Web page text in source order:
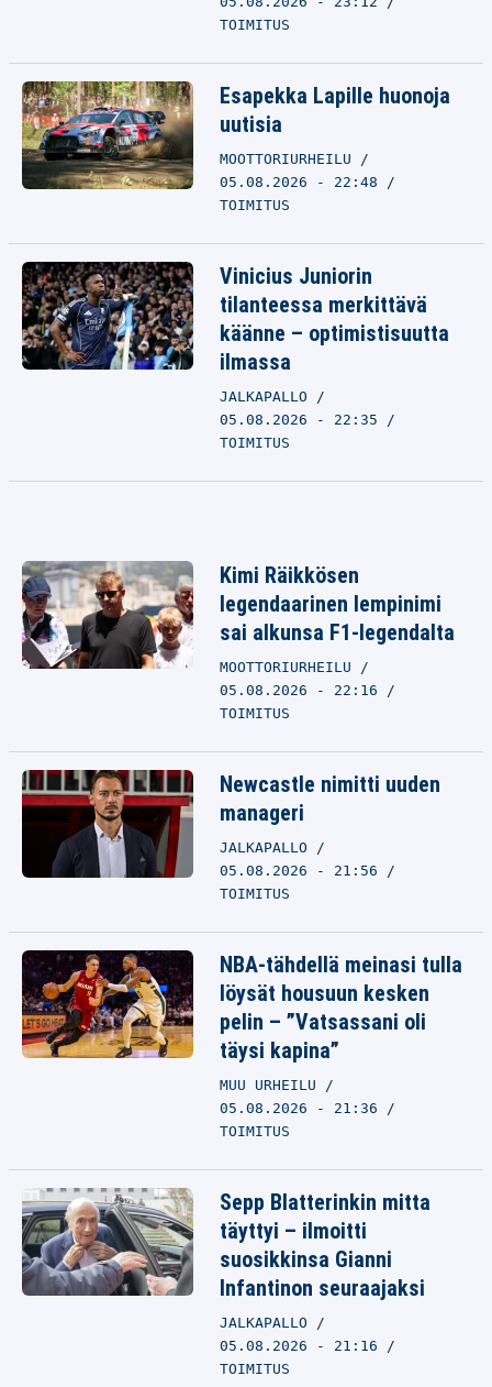
TOIMITUS
Esapekka Lapille huonoja
uutisia
MOOTTORIURHEILU
05.08.2026 - 22:48
TOIMITUS
Vinicius Juniorin
tilanteessa merkittävä
käänne – optimistisuutta
ilmassa
JALKAPALLO
05.08.2026 - 22:35
TOIMITUS
Kimi Räikkösen
legendaarinen lempinimi
sai alkunsa F1-legendalta
MOOTTORIURHEILU
05.08.2026 - 22:16
TOIMITUS
Newcastle nimitti uuden
manageri
JALKAPALLO
05.08.2026 - 21:56
TOIMITUS
NBA-tähdellä meinasi tulla
löysät housuun kesken
pelin – ”Vatsassani oli
täysi kapina”
MUU URHEILU
05.08.2026 - 21:36
TOIMITUS
Sepp Blatterinkin mitta
täyttyi – ilmoitti
suosikkinsa Gianni
Infantinon seuraajaksi
JALKAPALLO
05.08.2026 - 21:16
TOIMITUS